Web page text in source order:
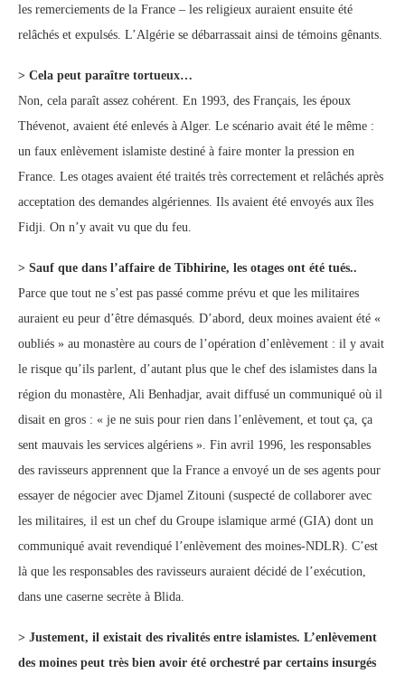
les remerciements de la France – les religieux auraient ensuite été
relâchés et expulsés. L’Algérie se débarrassait ainsi de témoins gênants.
> Cela peut paraître tortueux…
Non, cela paraît assez cohérent. En 1993, des Français, les époux
Thévenot, avaient été enlevés à Alger. Le scénario avait été le même :
un faux enlèvement islamiste destiné à faire monter la pression en
France. Les otages avaient été traités très correctement et relâchés après
acceptation des demandes algériennes. Ils avaient été envoyés aux îles
Fidji. On n’y avait vu que du feu.
> Sauf que dans l’affaire de Tibhirine, les otages ont été tués..
Parce que tout ne s’est pas passé comme prévu et que les militaires
auraient eu peur d’être démasqués. D’abord, deux moines avaient été «
oubliés » au monastère au cours de l’opération d’enlèvement : il y avait
le risque qu’ils parlent, d’autant plus que le chef des islamistes dans la
région du monastère, Ali Benhadjar, avait diffusé un communiqué où il
disait en gros : « je ne suis pour rien dans l’enlèvement, et tout ça, ça
sent mauvais les services algériens ». Fin avril 1996, les responsables
des ravisseurs apprennent que la France a envoyé un de ses agents pour
essayer de négocier avec Djamel Zitouni (suspecté de collaborer avec
les militaires, il est un chef du Groupe islamique armé (GIA) dont un
communiqué avait revendiqué l’enlèvement des moines-NDLR). C’est
là que les responsables des ravisseurs auraient décidé de l’exécution,
dans une caserne secrète à Blida.
> Justement, il existait des rivalités entre islamistes. L’enlèvement
des moines peut très bien avoir été orchestré par certains insurgés